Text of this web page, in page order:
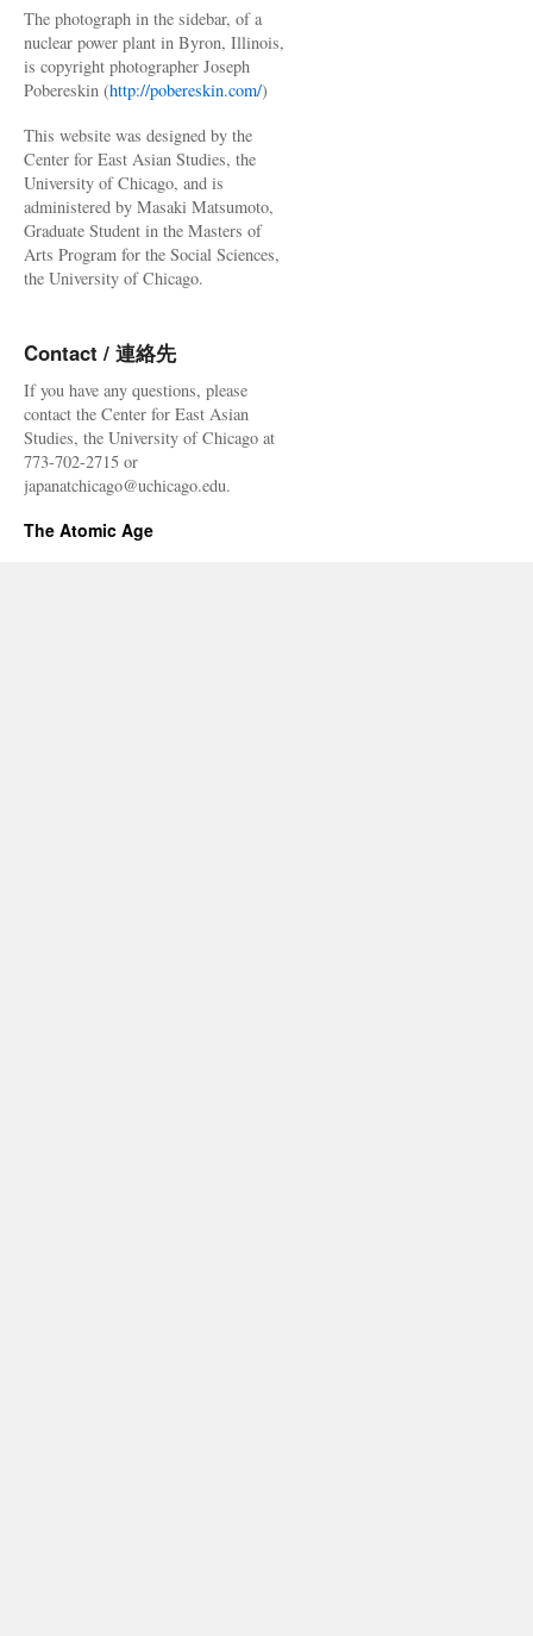
The photograph in the sidebar, of a
nuclear power plant in Byron, Illinois,
is copyright photographer Joseph
Pobereskin (http://pobereskin.com/)
This website was designed by the
Center for East Asian Studies, the
University of Chicago, and is
administered by Masaki Matsumoto,
Graduate Student in the Masters of
Arts Program for the Social Sciences,
the University of Chicago.
Contact / 連絡先
If you have any questions, please
contact the Center for East Asian
Studies, the University of Chicago at
773-702-2715 or
japanatchicago@uchicago.edu.
The Atomic Age